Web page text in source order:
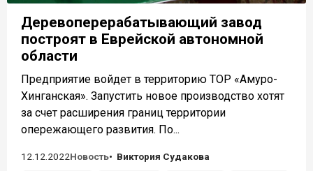
Деревоперерабатывающий завод
построят в Еврейской автономной
области
Предприятие войдет в территорию ТОР «Амуро-
Хинганская». Запустить новое производство хотят
за счет расширения границ территории
опережающего развития. По...
12.12.2022Новость Виктория Судакова